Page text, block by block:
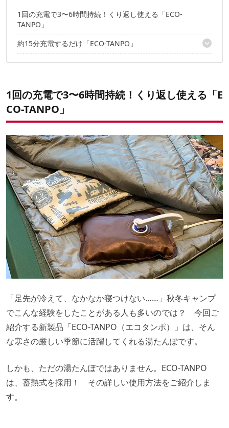
1回の充電で3〜6時間持続！くり返し使える「ECO-
TANPO」
約15分充電するだけ「ECO-TANPO」
1回の充電で3〜6時間持続！くり返し使える「E
CO-TANPO」
「足先が冷えて、なかなか寝つけない……」秋冬キャンプ
でこんな経験をしたことがある人も多いのでは？ 今回ご
紹介する新製品「ECO-TANPO（エコタンポ）」は、そん
な寒さの厳しい季節に活躍してくれる湯たんぽです。
しかも、ただの湯たんぽではありません。ECO-TANPO
は、蓄熱式を採用！ その詳しい使用方法をご紹介しま
す。